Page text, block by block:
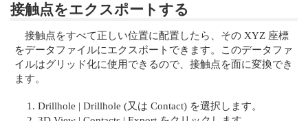
接触点をエクスポートする
接触点をすべて正しい位置に配置したら、その XYZ 座標
をデータファイルにエクスポートできます。このデータファ
イルはグリッド化に使用できるので、接触点を面に変換でき
ます。
Drillhole | Drillhole (又は Contact) を選択します。